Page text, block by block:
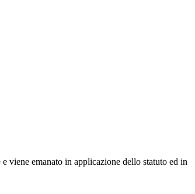
viene emanato in applicazione dello statuto ed in